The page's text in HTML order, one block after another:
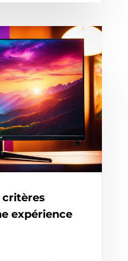
critères
expérience